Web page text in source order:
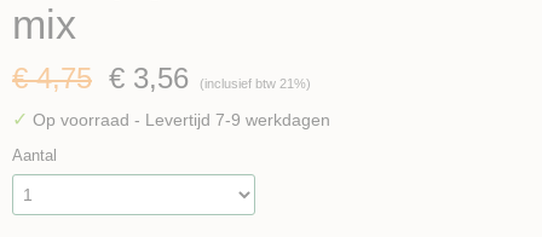
mix
€ 4,75 € 3,56 (inclusief btw 21%)
✓ Op voorraad - Levertijd 7-9 werkdagen
Aantal